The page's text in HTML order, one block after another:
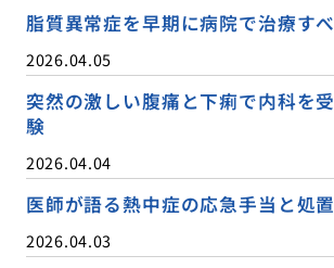
脂質異常症を早期に病院で治療す
2026.04.05
突然の激しい腹痛と下痢で内科を
験
2026.04.04
医師が語る熱中症の応急手当と処
2026.04.03